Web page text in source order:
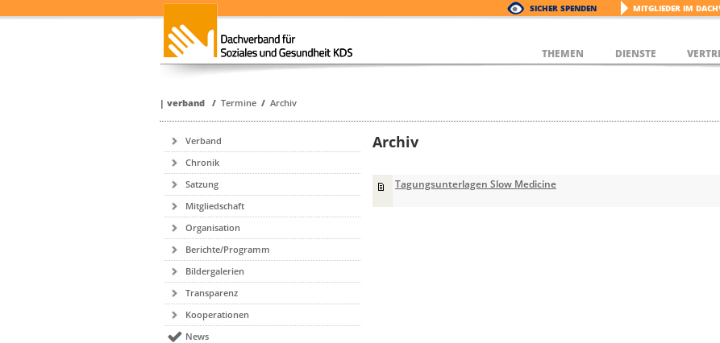
SICHER SPENDEN MITGLIEDER IM
THEMEN DIENSTE
| verband / Termine / Archiv
Verband
Chronik
Satzung
Mitgliedschaft
Organisation
Berichte/Programm
Bildergalerien
Transparenz
Kooperationen
News
Archiv
Tagungsunterlagen Slow Medicine